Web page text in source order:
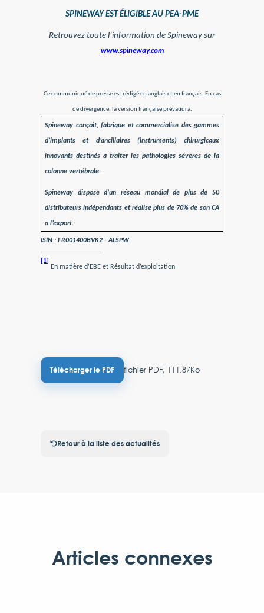
SPINEWAY EST ÉLIGIBLE AU PEA-PME
Retrouvez toute l’information de Spineway sur
www.spineway.com
Ce communiqué de presse est rédigé en anglais et en français. En cas
de divergence, la version française prévaudra.
Spineway conçoit, fabrique et commercialise des gammes
d’implants et d’ancillaires (instruments) chirurgicaux
innovants destinés à traiter les pathologies sévères de la
colonne vertébrale.
Spineway dispose d’un réseau mondial de plus de 50
distributeurs indépendants et réalise plus de 70% de son CA
à l’export.
ISIN : FR001400BVK2 - ALSPW
[1]
En matière d’EBE et Résultat d’exploitation
Télécharger le PDF fichier PDF, 111.87Ko
Retour à la liste des actualités
Articles connexes